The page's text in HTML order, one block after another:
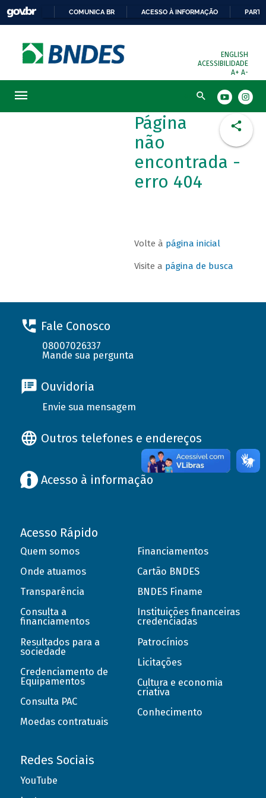
COMUNICA BR ACESSO À INFORMAÇÃO
ENGLISH
ACESSIBILIDADE
A+ A-
Busca
Página
não
encontrada -
erro 404
Volte à página inicial
Visite a página de busca
Fale Conosco
08007026337
Mande sua pergunta
Ouvidoria
Envie sua mensagem
Outros telefones e endereços
Acesso à informação
Acesso Rápido
Quem somos
Onde atuamos
Transparência
Consulta a
financiamentos
Resultados para a
sociedade
Credenciamento de
Equipamentos
Consulta PAC
Moedas contratuais
Financiamentos
Cartão BNDES
BNDES Finame
Instituições financeiras
credenciadas
Patrocínios
Licitações
Cultura e economia
criativa
Conhecimento
Redes Sociais
YouTube